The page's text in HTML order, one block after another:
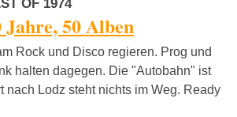
Kettcar
Die
OF 1974
Jahre, 50 Alben
Rock und Disco regieren. Prog und
halten dagegen. Die "Autobahn" ist
nach Lodz steht nichts im Weg. Ready